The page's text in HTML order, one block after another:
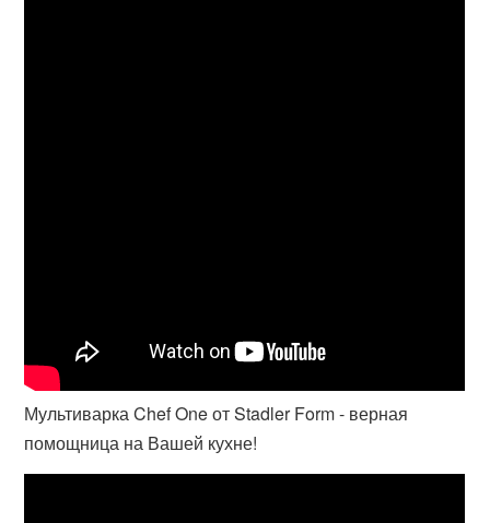
Мультиварка Chef One от Stadler Form - верная
помощница на Вашей кухне!